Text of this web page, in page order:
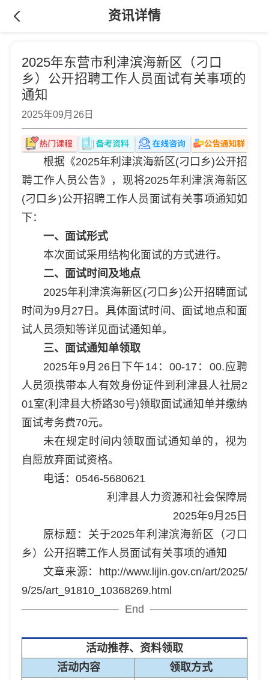
资讯详情
2025年东营市利津滨海新区（刁口
乡）公开招聘工作人员面试有关事项的
通知
2025年09月26日
根据《2025年利津滨海新区(刁口乡)公开招
聘工作人员公告》，现将2025年利津滨海新区
(刁口乡)公开招聘工作人员面试有关事项通知如
下：
一、面试形式
本次面试采用结构化面试的方式进行。
二、面试时间及地点
2025年利津滨海新区(刁口乡)公开招聘面试
时间为9月27日。具体面试时间、面试地点和面
试人员须知等详见面试通知单。
三、面试通知单领取
2025年9月26日下午14：00-17：00.应聘
人员须携带本人有效身份证件到利津县人社局2
01室(利津县大桥路30号)领取面试通知单并缴纳
面试考务费70元。
未在规定时间内领取面试通知单的，视为
自愿放弃面试资格。
电话：0546-5680621
利津县人力资源和社会保障局
2025年9月25日
原标题：关于2025年利津滨海新区（刁口
乡）公开招聘工作人员面试有关事项的通知
文章来源：http://www.lijin.gov.cn/art/2025/
9/25/art_91810_10368269.html
End
活动推荐、资料领取
活动内容
领取方式